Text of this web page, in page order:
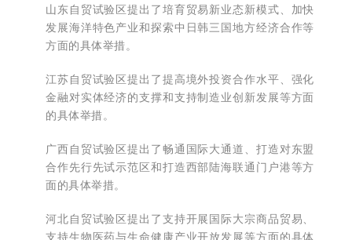
山东自贸试验区提出了培育贸易新业态新模式、加快
发展海洋特色产业和探索中日韩三国地方经济合作等
方面的具体举措。
江苏自贸试验区提出了提高境外投资合作水平、强化
金融对实体经济的支撑和支持制造业创新发展等方面
的具体举措。
广西自贸试验区提出了畅通国际大通道、打造对东盟
合作先行先试示范区和打造西部陆海联通门户港等方
面的具体举措。
河北自贸试验区提出了支持开展国际大宗商品贸易、
支持生物医药与生命健康产业开放发展等方面的具体